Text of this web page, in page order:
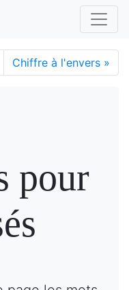
Chiffre à l'envers »
pour